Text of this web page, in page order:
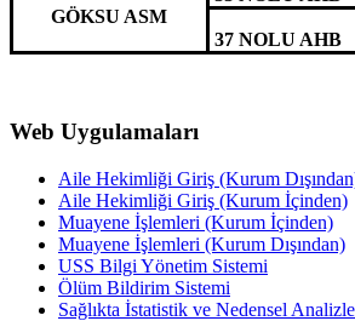
GÖKSU ASM
37 NOLU AHB
Web Uygulamaları
Aile Hekimliği Giriş (Kurum
Aile Hekimliği Giriş (Kurum İçinden)
Muayene İşlemleri (Kurum İçinden)
Muayene İşlemleri (Kurum Dışından)
USS Bilgi Yönetim Sistemi
Ölüm Bildirim Sistemi
Sağlıkta İstatistik ve Nedensel